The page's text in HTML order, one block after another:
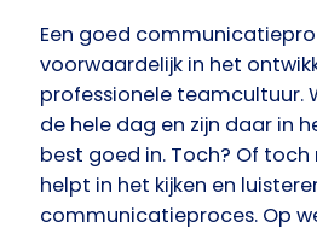
Een goed
voorwaardelijk in het
professionele teamcultuur.
de hele dag en zijn daar in
best goed in. Toch? Of toch
helpt in het kijken en
communicatieproces. Op